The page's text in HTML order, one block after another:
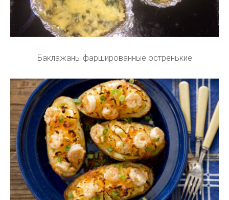
Баклажаны фаршированные остренькие